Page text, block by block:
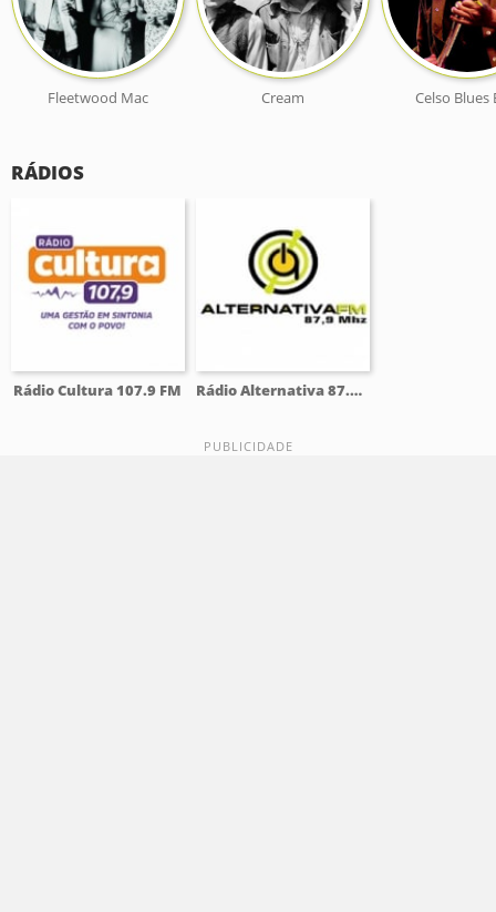
Fleetwood Mac Cream Celso Blues
RÁDIOS
Rádio Cultura 107.9 FM Rádio Alternativa 87.9 FM